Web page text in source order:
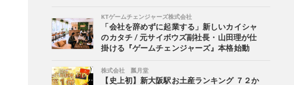
KTゲームチェンジャーズ株式会社
「会社を辞めずに起業する」新しいカイシャ
のカタチ / 元サイボウズ副社長・山田理が仕
掛ける『ゲームチェンジャーズ』本格始動
株式会社 瓢月堂
【史上初】新大阪駅お土産ランキング ７２か